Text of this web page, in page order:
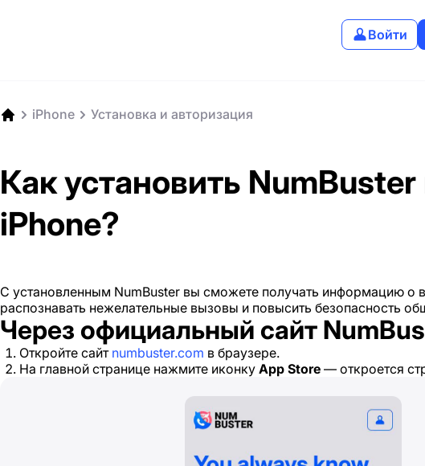
Войти
iPhone Установка и авторизация
Как установить NumBuster
iPhone?
С установленным NumBuster вы сможете получать информацию о
распознавать нежелательные вызовы и повысить безопасность
Через официальный сайт
Откройте сайт numbuster.com в браузере.
На главной странице нажмите иконку App Store — откроется